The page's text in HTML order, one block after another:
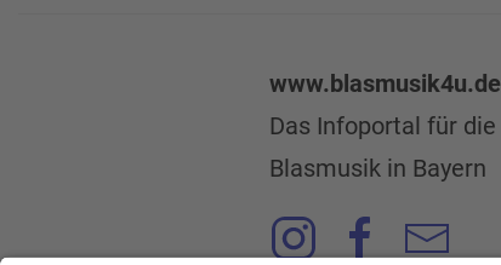
www.blasmusik4u.de
Das Infoportal für die
Blasmusik in Bayern